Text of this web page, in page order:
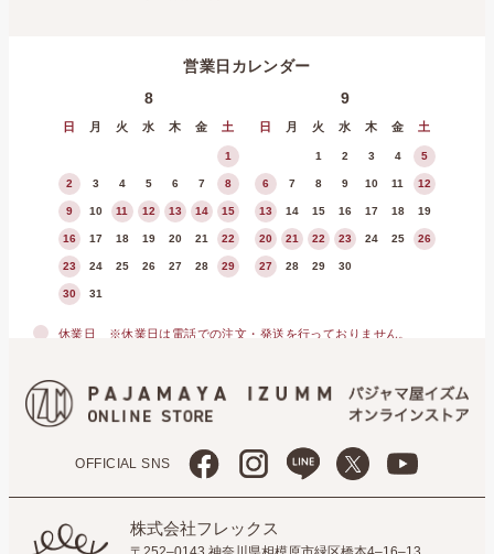
営業日カレンダー
8
日 月 火 水 木 金 土
1
2 3 4 5 6 7 8
9 10 11 12 13 14 15
16 17 18 19 20 21 22
23 24 25 26 27 28 29
30 31
9
日 月 火 水 木 金 土
1 2 3 4 5
6 7 8 9 10 11 12
13 14 15 16 17 18 19
20 21 22 23 24 25 26
27 28 29 30
休業日 ※休業日は電話での注文・発送を行っておりません。
OFFICIAL SNS
株式会社フレックス